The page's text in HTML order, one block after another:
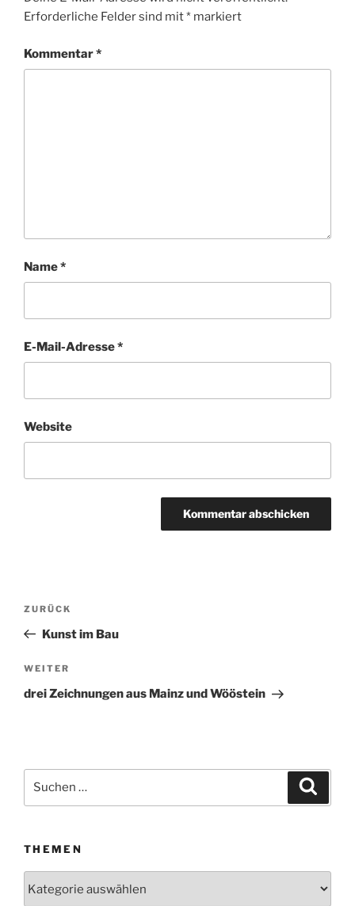
Erforderliche Felder sind mit* markiert
Kommentar*
Name*
E-Mail-Adresse*
Website
Beitragsnavigation
Vorheriger
Beitrag
ZURÜCK
Kunst im Bau
Nächster
Beitrag
WEITER
drei Zeichnungen aus Mainz und Wööstein
Suchen
THEMEN